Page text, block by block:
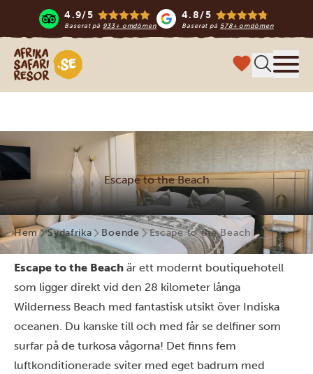
4.9/5
Baserat på 933+ omdömen
4.8/5
Baserat på 578+ omdömen
Safari-resor i Afrika
Escape to the Beach
Hem Sydafrika Boende Escape to the Beach
Escape to the Beach är ett modernt boutiquehotell
som ligger direkt vid den 28 kilometer långa
Wilderness Beach med fantastisk utsikt över Indiska
oceanen. Du kanske till och med får se delfiner som
surfar på de turkosa vågorna! Det finns fem
luftkonditionerade sviter med eget badrum med